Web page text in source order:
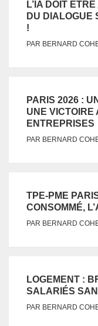
L’IA DOIT
DU DIALOGUE
!
PAR BERNARD
PARIS 2026 :
UNE VICTOIRE
ENTREPRISES
PAR BERNARD
TPE-PME
CONSOMMÉ,
PAR BERNARD
LOGEMENT :
SALARIÉS
PAR BERNARD